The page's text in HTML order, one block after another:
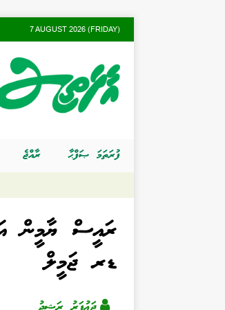
7 AUGUST 2026 (FRIDAY)
ފުރަތަމަ ޞަފްޙާ ރާއްޖެ
ރައީސް ޔާމީން
ޑރ ޖަމީލް